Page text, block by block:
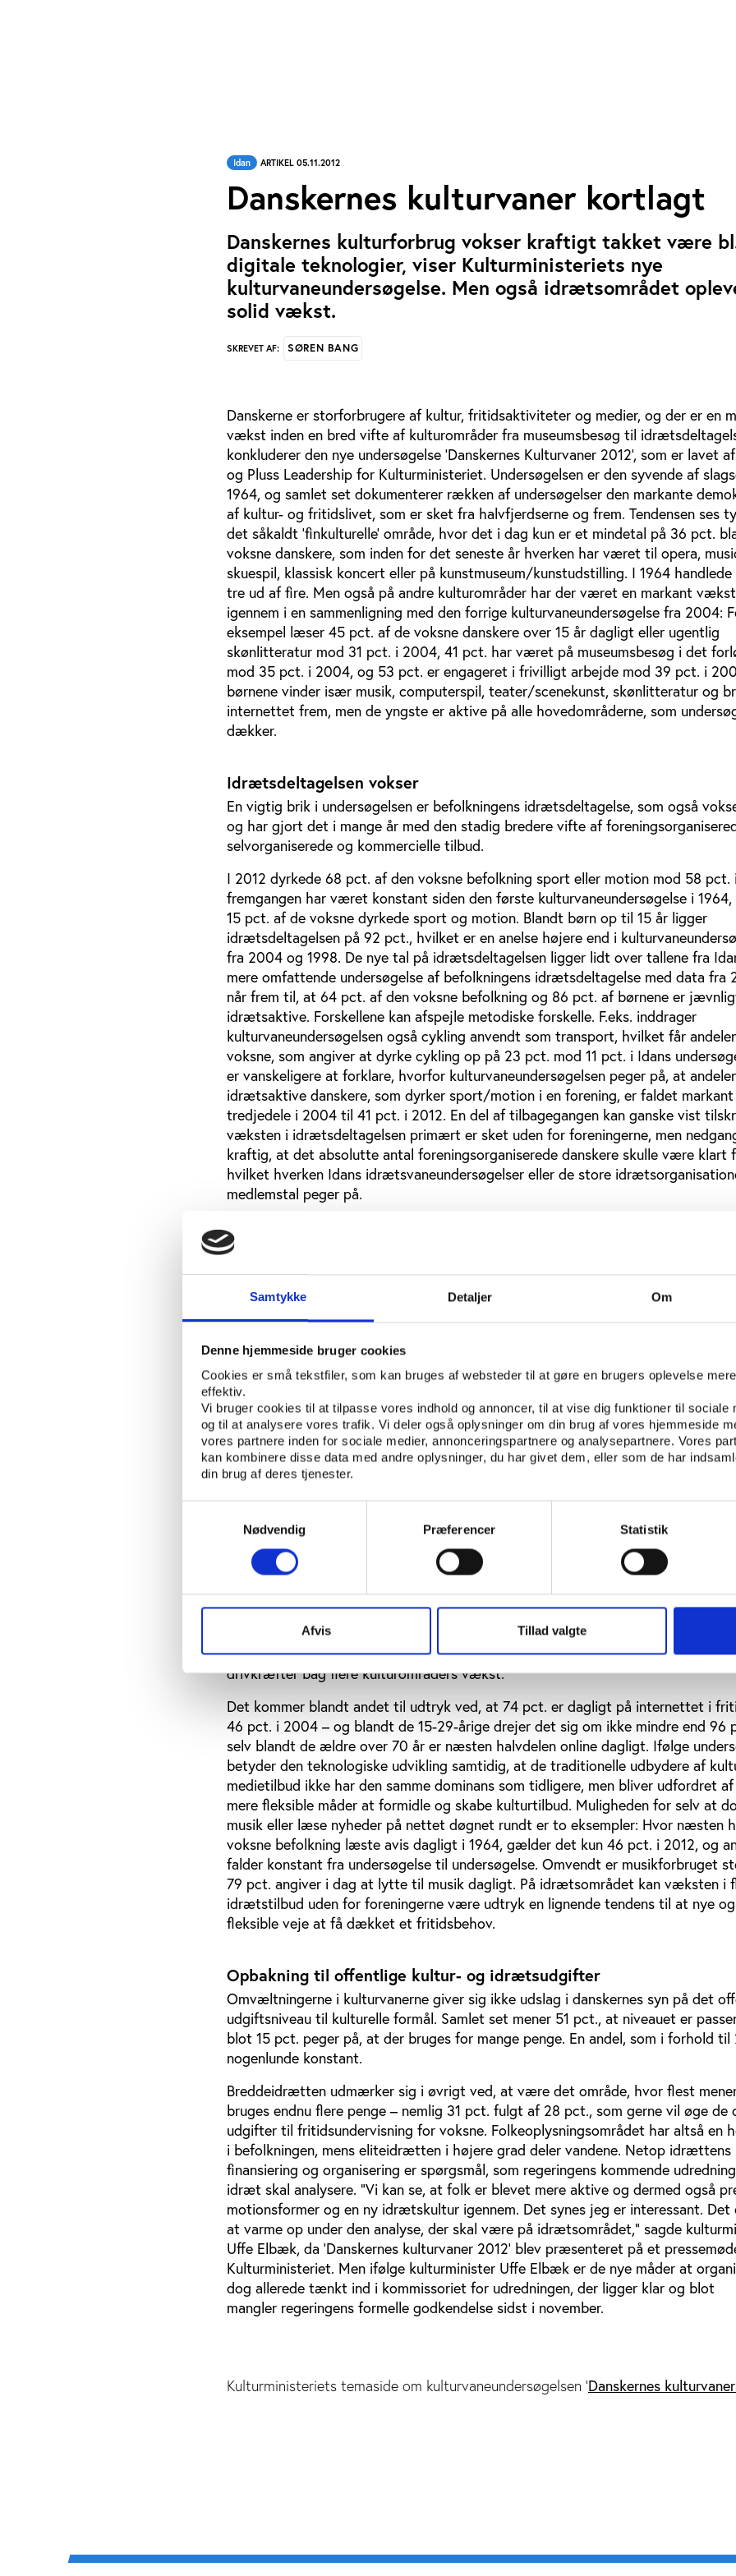
Samtykke Detaljer Om
Denne hjemmeside bruger cookies
Cookies er små tekstfiler, som kan bruges af websteder til at gøre en brugers oplevelse mere
effektiv.
Vi bruger cookies til at tilpasse vores indhold og annoncer, til at vise dig funktioner til sociale
og til at analysere vores trafik. Vi deler også oplysninger om din brug af vores hjemmeside
vores partnere inden for sociale medier, annonceringspartnere og analysepartnere. Vores
kan kombinere disse data med andre oplysninger, du har givet dem, eller som de har
din brug af deres tjenester.
Nødvendig
Præferencer Statistik
Afvis Tillad valgte
Idan ARTIKEL 05.11.2012
Danskernes kulturvaner kortlagt
Danskernes kulturforbrug vokser kraftigt takket være
digitale teknologier, viser Kulturministeriets nye
kulturvaneundersøgelse. Men også idrætsområdet
solid vækst.
SKREVET AF: SØREN BANG
Danskerne er storforbrugere af kultur, fritidsaktiviteter og medier, og der er en
vækst inden en bred vifte af kulturområder fra museumsbesøg til
konkluderer den nye undersøgelse ’Danskernes Kulturvaner 2012’, som er lavet
og Pluss Leadership for Kulturministeriet. Undersøgelsen er den syvende af
1964, og samlet set dokumenterer rækken af undersøgelser den markante
af kultur- og fritidslivet, som er sket fra halvfjerdserne og frem. Tendensen ses
det såkaldt ’finkulturelle’ område, hvor det i dag kun er et mindetal på 36 pct.
voksne danskere, som inden for det seneste år hverken har været til opera,
skuespil, klassisk koncert eller på kunstmuseum/kunstudstilling. I 1964
tre ud af fire. Men også på andre kulturområder har der været en markant
igennem i en sammenligning med den forrige kulturvaneundersøgelse fra 2004:
eksempel læser 45 pct. af de voksne danskere over 15 år dagligt eller ugentlig
skønlitteratur mod 31 pct. i 2004, 41 pct. har været på museumsbesøg i det
mod 35 pct. i 2004, og 53 pct. er engageret i frivilligt arbejde mod 39 pct. i
børnene vinder især musik, computerspil, teater/scenekunst, skønlitteratur og
internettet frem, men de yngste er aktive på alle hovedområderne, som
dækker.
Idrætsdeltagelsen vokser
En vigtig brik i undersøgelsen er befolkningens idrætsdeltagelse, som også
og har gjort det i mange år med den stadig bredere vifte af
selvorganiserede og kommercielle tilbud.
I 2012 dyrkede 68 pct. af den voksne befolkning sport eller motion mod 58
fremgangen har været konstant siden den første kulturvaneundersøgelse i
15 pct. af de voksne dyrkede sport og motion. Blandt børn op til 15 år ligger
idrætsdeltagelsen på 92 pct., hvilket er en anelse højere end i
fra 2004 og 1998. De nye tal på idrætsdeltagelsen ligger lidt over tallene fra
mere omfattende undersøgelse af befolkningens idrætsdeltagelse med data fra
når frem til, at 64 pct. af den voksne befolkning og 86 pct. af børnene er
idrætsaktive. Forskellene kan afspejle metodiske forskelle. F.eks. inddrager
kulturvaneundersøgelsen også cykling anvendt som transport, hvilket får
voksne, som angiver at dyrke cykling op på 23 pct. mod 11 pct. i Idans
er vanskeligere at forklare, hvorfor kulturvaneundersøgelsen peger på, at
idrætsaktive danskere, som dyrker sport/motion i en forening, er faldet
tredjedele i 2004 til 41 pct. i 2012. En del af tilbagegangen kan ganske vist
væksten i idrætsdeltagelsen primært er sket uden for foreningerne, men
kraftig, at det absolutte antal foreningsorganiserede danskere skulle være klart
hvilket hverken Idans idrætsvaneundersøgelser eller de store
medlemstal peger på.
Sociale faktorer er vigtige
Mindre overraskende er det, at sociale faktorer som bl.a. ledighed, lav
indkomst kan sætte negative spor i kultur- og fritidsvanerne.
Til gengæld konkluderer undersøgelsen, at nydanskere er lige så idrætsaktive
befolkningen som helhed, men også at der er store forskelle, hvis man dykker
F.eks. er lidt flere mænd end kvinder idrætsaktive i denne gruppe, ligesom færre
nydanskere er aktive sammenlignet med den øvrige befolkning. Blandt de etniske
som undersøgelsen har sat særligt fokus på (fra Tyrkiet, eks-Jugoslavien,
Pakistan) står fitness og især fodbold langt stærkere end i befolkningen som
procent af de voksne med etnisk baggrund spiller fodbold mod 6 pct. i den
befolkning. Endelig konstaterer undersøgelsen, at der er en stærk sammenhæng
børn og forældres kultur- og fritidsvaner. Det sidste slår også igennem på
hvor der er klart flere børn (20 procentpoint), som dyrker motionsaktiviteter
undersøgelsen ikke nogen klar sammenhæng mellem børns deltagelse i
og idrætsgrene og deres forældres idrætsaktivitet.
Nye teknologier forandrer kultur- og medielandskabet
Generelt peger rapporten på, at den teknologiske udvikling anført af nye
og platforme har ændret befolkningens kulturvaner radikalt og er en af de
drivkræfter bag flere kulturområders vækst.
Det kommer blandt andet til udtryk ved, at 74 pct. er dagligt på internettet i
46 pct. i 2004 – og blandt de 15-29-årige drejer det sig om ikke mindre end 96
selv blandt de ældre over 70 år er næsten halvdelen online dagligt. Ifølge
betyder den teknologiske udvikling samtidig, at de traditionelle udbydere af
medietilbud ikke har den samme dominans som tidligere, men bliver udfordret
mere fleksible måder at formidle og skabe kulturtilbud. Muligheden for selv at
musik eller læse nyheder på nettet døgnet rundt er to eksempler: Hvor næsten
voksne befolkning læste avis dagligt i 1964, gælder det kun 46 pct. i 2012, og
falder konstant fra undersøgelse til undersøgelse. Omvendt er musikforbruget
79 pct. angiver i dag at lytte til musik dagligt. På idrætsområdet kan væksten i
idrætstilbud uden for foreningerne være udtryk en lignende tendens til at nye
fleksible veje at få dækket et fritidsbehov.
Opbakning til offentlige kultur- og idrætsudgifter
Omvæltningerne i kulturvanerne giver sig ikke udslag i danskernes syn på det
udgiftsniveau til kulturelle formål. Samlet set mener 51 pct., at niveauet er
blot 15 pct. peger på, at der bruges for mange penge. En andel, som i forhold
nogenlunde konstant.
Breddeidrætten udmærker sig i øvrigt ved, at være det område, hvor flest
bruges endnu flere penge – nemlig 31 pct. fulgt af 28 pct., som gerne vil øge de
udgifter til fritidsundervisning for voksne. Folkeoplysningsområdet har altså en
i befolkningen, mens eliteidrætten i højere grad deler vandene. Netop idrættens
finansiering og organisering er spørgsmål, som regeringens kommende
idræt skal analysere. ”Vi kan se, at folk er blevet mere aktive og dermed også
motionsformer og en ny idrætskultur igennem. Det synes jeg er interessant. Det
at varme op under den analyse, der skal være på idrætsområdet,” sagde
Uffe Elbæk, da ’Danskernes kulturvaner 2012’ blev præsenteret på et
Kulturministeriet. Men ifølge kulturminister Uffe Elbæk er de nye måder at
dog allerede tænkt ind i kommissoriet for udredningen, der ligger klar og blot
mangler regeringens formelle godkendelse sidst i november.
Kulturministeriets temaside om kulturvaneundersøgelsen 'Danskernes